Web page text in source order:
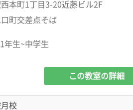
本町1丁目3-20近藤ビル2F
町交差点そば
年生~中学生
この教室の詳細
校